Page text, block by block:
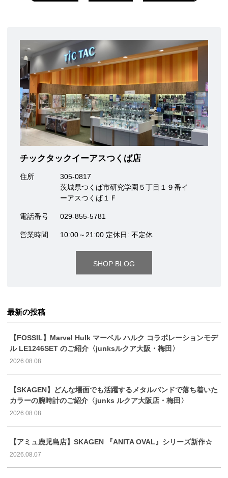
チックタックイーアスつくば店
住所
305-0817
茨城県つくば市研究学園５丁目１９番イ
ーアスつくば１Ｆ
電話番号 029-855-5781
営業時間 10:00～21:00 定休日: 不定休
SHOP BLOG
最新の投稿
【FOSSIL】Marvel Hulk マーベル ハルク コラボレーションモデ
ル LE1246SET のご紹介〈junksルクア大阪・梅田〉
2026.08.08
【SKAGEN】どんな場面でも活躍するメタルバンドで落ち着いた
カラーの腕時計のご紹介〈junks ルクア大阪店・梅田〉
2026.08.08
【アミュ鹿児島店】SKAGEN 『ANITA OVAL』シリーズ新作☆
2026.08.07